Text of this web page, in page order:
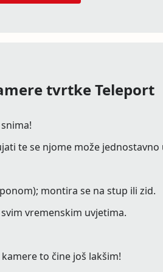
tvrtke Teleport
te se njome može jednostavno
montira se na stup ili zid.
svim vremenskim uvjetima.
to čine još lakšim!